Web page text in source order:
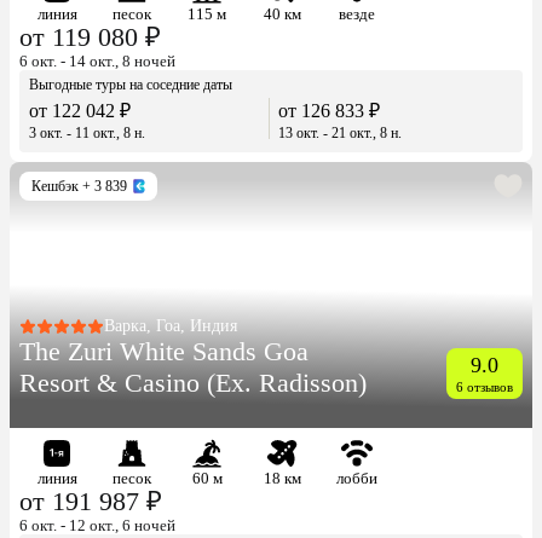
линия песок 115 м 40 км везде
от 119 080 ₽
6 окт. - 14 окт., 8 ночей
Выгодные туры на соседние даты
от 122 042 ₽
3 окт. - 11 окт., 8 н.
от 126 833 ₽
13 окт. - 21 окт., 8 н.
Кешбэк + 3 839
Варка, Гоа, Индия
The Zuri White Sands Goa
Resort & Casino (Ex. Radisson)
9.0
6 отзывов
линия песок 60 м 18 км лобби
от 191 987 ₽
6 окт. - 12 окт., 6 ночей